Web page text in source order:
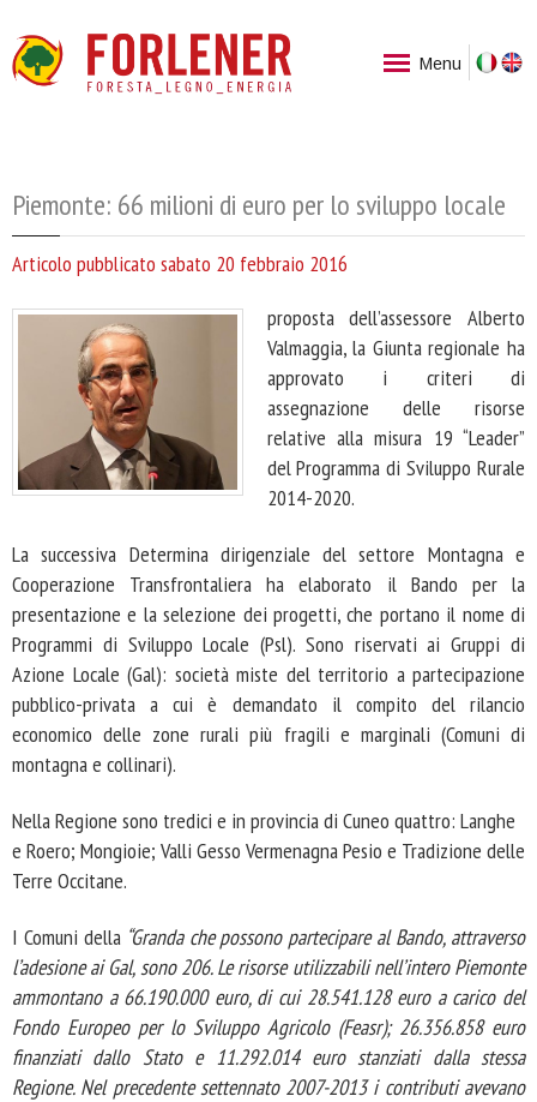
Menu
Piemonte: 66 milioni di euro per lo sviluppo locale
Articolo pubblicato sabato 20 febbraio 2016
proposta dell’assessore Alberto
Valmaggia, la Giunta regionale ha
approvato i criteri di
assegnazione delle risorse
relative alla misura 19 “Leader”
del Programma di Sviluppo Rurale
2014-2020.
La successiva Determina dirigenziale del settore Montagna e
Cooperazione Transfrontaliera ha elaborato il Bando per la
presentazione e la selezione dei progetti, che portano il nome di
Programmi di Sviluppo Locale (Psl). Sono riservati ai Gruppi di
Azione Locale (Gal): società miste del territorio a partecipazione
pubblico-privata a cui è demandato il compito del rilancio
economico delle zone rurali più fragili e marginali (Comuni di
montagna e collinari).
Nella Regione sono tredici e in provincia di Cuneo quattro: Langhe
e Roero; Mongioie; Valli Gesso Vermenagna Pesio e Tradizione delle
Terre Occitane.
I Comuni della“Granda che possono partecipare al Bando, attraverso
l’adesione ai Gal, sono 206. Le risorse utilizzabili nell’intero Piemonte
ammontano a 66.190.000 euro, di cui 28.541.128 euro a carico del
Fondo Europeo per lo Sviluppo Agricolo (Feasr); 26.356.858 euro
finanziati dallo Stato e 11.292.014 euro stanziati dalla stessa
Regione. Nel precedente settennato 2007-2013 i contributi avevano